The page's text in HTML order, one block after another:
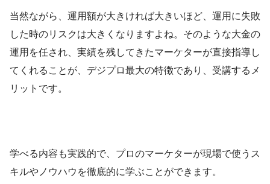
当然ながら、運用額が大きければ大きいほど、運用に失敗
した時のリスクは大きくなりますよね。そのような大金の
運用を任され、実績を残してきたマーケターが直接指導し
てくれることが、デジプロ最大の特徴であり、受講するメ
リットです。
学べる内容も実践的で、プロのマーケターが現場で使うス
キルやノウハウを徹底的に学ぶことができます。